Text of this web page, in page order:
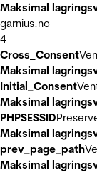
Maksimal
garnius.no
4
Cross_Consent
Maksimal
Initial_Consent
Maksimal
PHPSESSID
Maksimal
prev_page_path
Maksimal